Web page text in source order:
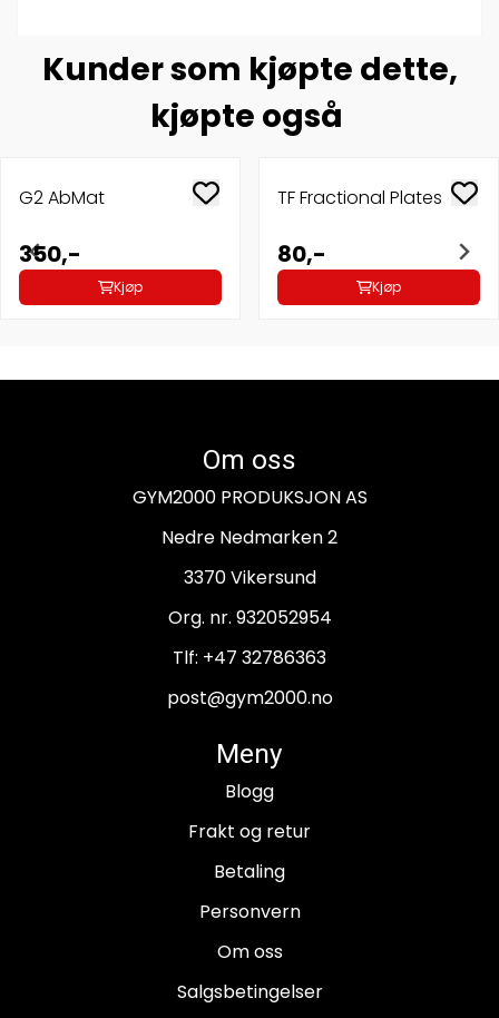
Kunder som kjøpte dette,
kjøpte også
G2 AbMat
350,-
Kjøp
TF Fractional Plates
80,-
Kjøp
Om oss
GYM2000 PRODUKSJON AS
Nedre Nedmarken 2
3370 Vikersund
Org. nr. 932052954
Tlf: +47 32786363
post@gym2000.no
Meny
Blogg
Frakt og retur
Betaling
Personvern
Om oss
Salgsbetingelser